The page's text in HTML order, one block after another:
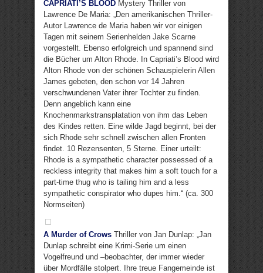
CAPRIATI’S BLOOD Mystery Thriller von
Lawrence De Maria: „Den amerikanischen Thriller-
Autor Lawrence de Maria haben wir vor einigen
Tagen mit seinem Serienhelden Jake Scarne
vorgestellt. Ebenso erfolgreich und spannend sind
die Bücher um Alton Rhode. In Capriati’s Blood wird
Alton Rhode von der schönen Schauspielerin Allen
James gebeten, den schon vor 14 Jahren
verschwundenen Vater ihrer Tochter zu finden.
Denn angeblich kann eine
Knochenmarkstransplatation von ihm das Leben
des Kindes retten. Eine wilde Jagd beginnt, bei der
sich Rhode sehr schnell zwischen allen Fronten
findet. 10 Rezensenten, 5 Sterne. Einer urteilt:
Rhode is a sympathetic character possessed of a
reckless integrity that makes him a soft touch for a
part-time thug who is tailing him and a less
sympathetic conspirator who dupes him.“ (ca. 300
Normseiten)
A Murder of Crows Thriller von Jan Dunlap: „Jan
Dunlap schreibt eine Krimi-Serie um einen
Vogelfreund und –beobachter, der immer wieder
über Mordfälle stolpert. Ihre treue Fangemeinde ist